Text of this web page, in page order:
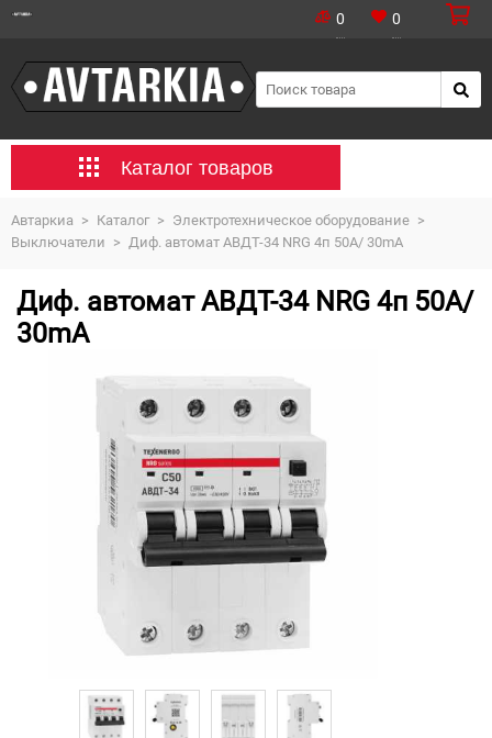
0 0
Каталог товаров
Автаркиа > Каталог > Электротехническое оборудование >
Выключатели > Диф. автомат АВДТ-34 NRG 4п 50А/ 30mA
Диф. автомат АВДТ-34 NRG 4п 50А/
30mA